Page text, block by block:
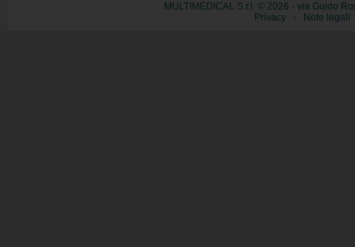
MULTIMEDICAL S.r.l. © 2026 - via Guido
Privacy - Note legali